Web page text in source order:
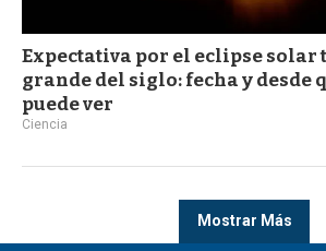
Expectativa por el eclipse solar
grande del siglo: fecha y desde
puede ver
Ciencia
Mostrar Más